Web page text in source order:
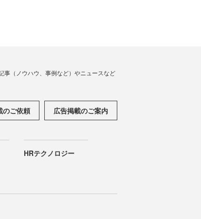
事（ノウハウ、事例など）やニュースなど
のご依頼 広告掲載のご案内
HRテクノロジー